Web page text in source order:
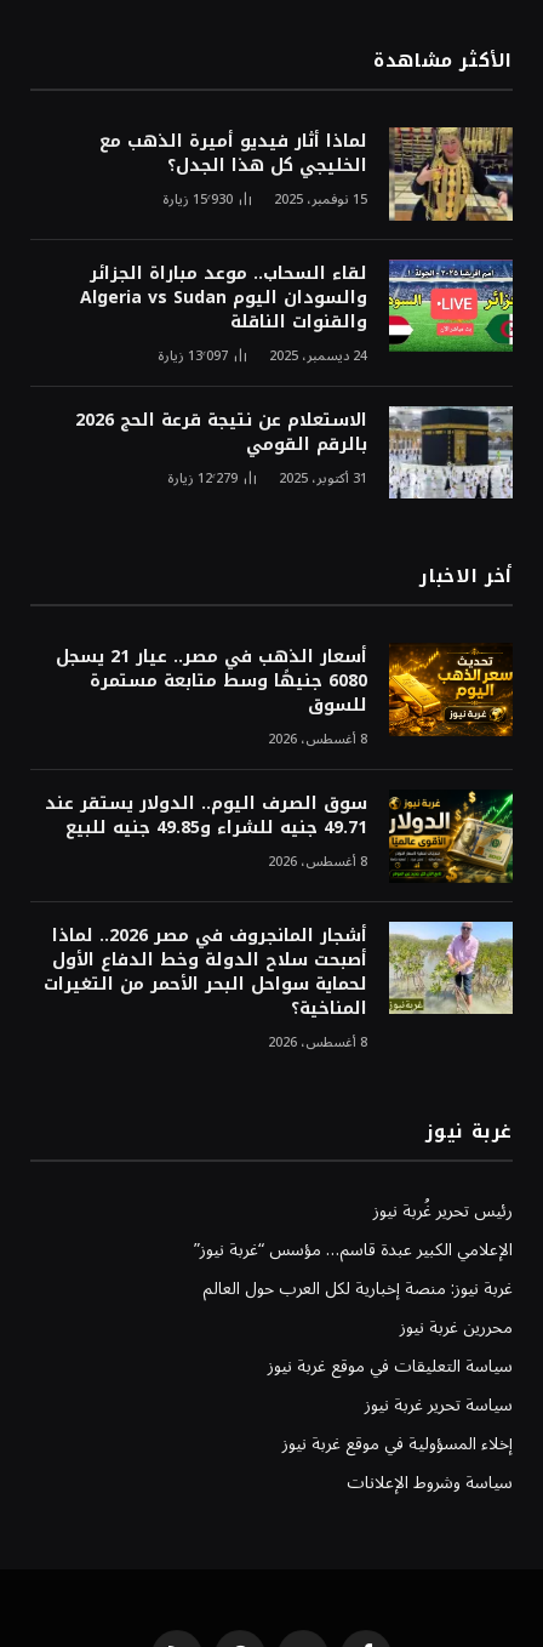
الأكثر مشاهدة
لماذا أثار فيديو أميرة الذهب مع
الخليجي كل هذا الجدل؟
15 نوفمبر، 2025 15٬930 زيارة
لقاء السحاب.. موعد مباراة الجزائر
والسودان اليوم Algeria vs Sudan
والقنوات الناقلة
24 ديسمبر، 2025 13٬097 زيارة
الاستعلام عن نتيجة قرعة الحج 2026
بالرقم القومي
31 أكتوبر، 2025 12٬279 زيارة
أخر الاخبار
أسعار الذهب في مصر.. عيار 21 يسجل
6080 جنيهًا وسط متابعة مستمرة
للسوق
8 أغسطس، 2026
سوق الصرف اليوم.. الدولار يستقر عند
49.71 جنيه للشراء و49.85 جنيه للبيع
8 أغسطس، 2026
أشجار المانجروف في مصر 2026.. لماذا
أصبحت سلاح الدولة وخط الدفاع الأول
لحماية سواحل البحر الأحمر من التغيرات
المناخية؟
8 أغسطس، 2026
غربة نيوز
رئيس تحرير غُربة نيوز
الإعلامي الكبير عبدة قاسم… مؤسس “غربة نيوز”
غربة نيوز: منصة إخبارية لكل العرب حول العالم
محررين غربة نيوز
سياسة التعليقات في موقع غربة نيوز
سياسة تحرير غربة نيوز
إخلاء المسؤولية في موقع غربة نيوز
سياسة وشروط الإعلانات